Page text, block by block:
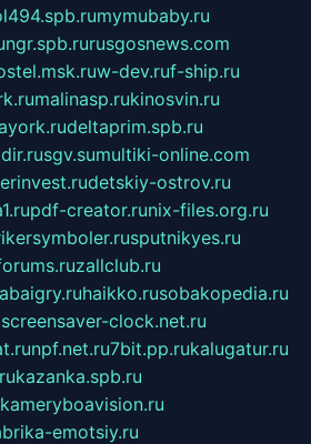
mymubaby.ru
ngr.spb.rurusgosnews.com
w-dev.ruf-ship.ru
malinasp.rukinosvin.ru
deltaprim.spb.ru
sgv.sumultiki-online.com
detskiy-ostrov.ru
pdf-creator.runix-files.org.ru
sputnikyes.ru
zallclub.ru
haikko.rusobakopedia.ru
screensaver-clock.net.ru
npf.net.ru7bit.pp.rukalugatur.ru
kazanka.spb.ru
kameryboavision.ru
emotsiy.ru